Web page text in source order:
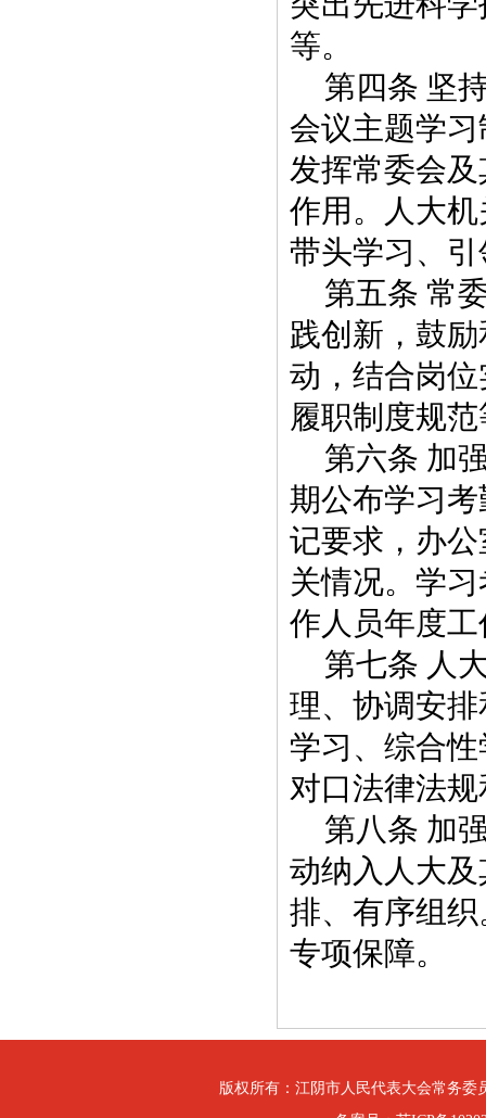
等。
第四条 坚
会议主题学
发挥常委会
作用。人大
带头学习、
第五条 常
践创新，鼓
动，结合岗
履职制度规
第六条 加
期公布学习
记要求，办
关情况。学
作人员年度
第七条 人
理、协调安
学习、综合
对口法律法
第八条 加
动纳入人大
排、有序组
专项保障。
版权所有：江阴市人民代表大会常务